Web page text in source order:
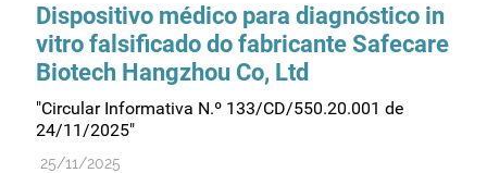
Dispositivo médico para diagnóstico in
vitro falsificado do fabricante Safecare
Biotech Hangzhou Co, Ltd
"Circular Informativa N.º 133/CD/550.20.001 de
24/11/2025"
25/11/2025